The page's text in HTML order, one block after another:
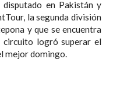
y que se encuentra
mejor domingo.